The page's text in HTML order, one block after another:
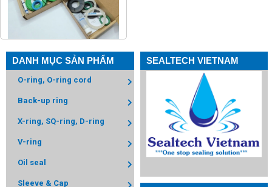
DANH MỤC SẢN PHẨM
O-ring, O-ring cord
Back-up ring
X-ring, SQ-ring, D-ring
V-ring
Oil seal
Sleeve & Cap
SEALTECH VIETNAM